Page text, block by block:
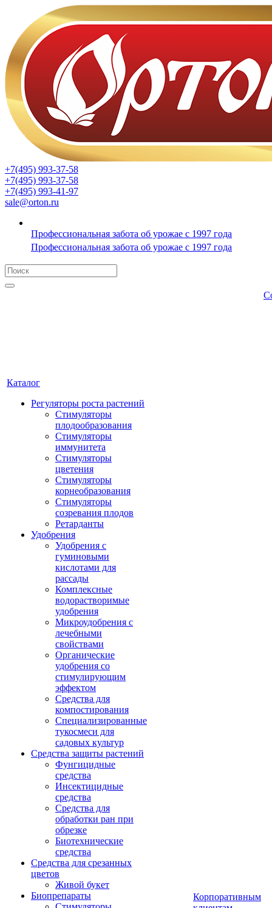
+7(495) 993-37-58
+7(495) 993-37-58
+7(495) 993-41-97
sale@orton.ru
Профессиональная забота об урожае с 1997 года
Профессиональная забота об урожае с 1997 года
Каталог
Регуляторы роста растений
Стимуляторы
плодообразования
Стимуляторы
иммунитета
Стимуляторы
цветения
Стимуляторы
корнеобразования
Стимуляторы
созревания плодов
Ретарданты
Удобрения
Удобрения с
гуминовыми
кислотами для
рассады
Комплексные
водорастворимые
удобрения
Микроудобрения с
лечебными
свойствами
Органические
удобрения со
стимулирующим
эффектом
Средства для
компостирования
Специализированные
тукосмеси для
садовых культур
Средства защиты растений
Фунгицидные
средства
Инсектицидные
средства
Средства для
обработки ран при
обрезке
Биотехнические
средства
Средства для срезанных
цветов
Живой букет
Биопрепараты
Корпоративным